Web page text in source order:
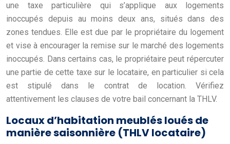
une taxe particulière qui s’applique aux logements
inoccupés depuis au moins deux ans, situés dans des
zones tendues. Elle est due par le propriétaire du logement
et vise à encourager la remise sur le marché des logements
inoccupés. Dans certains cas, le propriétaire peut répercuter
une partie de cette taxe sur le locataire, en particulier si cela
est stipulé dans le contrat de location. Vérifiez
attentivement les clauses de votre bail concernant la THLV.
Locaux d’habitation meublés loués de
manière saisonnière (THLV locataire)